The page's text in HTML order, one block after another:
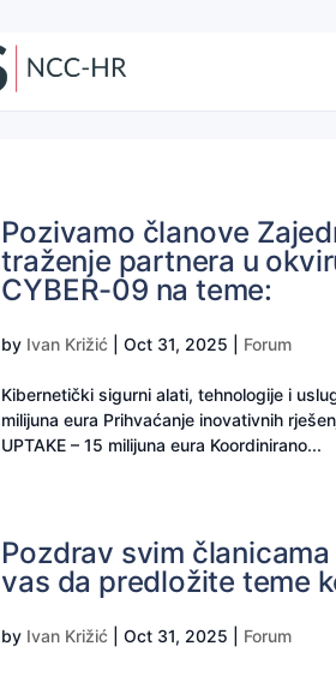
Pozivamo članove
traženje partnera u
CYBER-09 na teme:
by Ivan Križić |Oct 31, 2025 Forum
Kibernetički sigurni alati, tehnologije i
milijuna eura Prihvaćanje inovativnih
UPTAKE – 15 milijuna eura Koordinirano...
Pozdrav svim
vas da predložite teme
by Ivan Križić |Oct 31, 2025 Forum